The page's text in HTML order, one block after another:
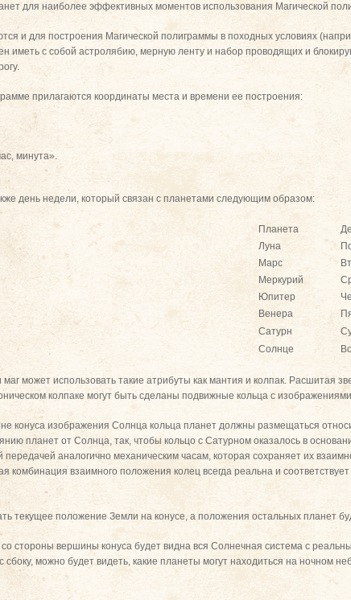
для наиболее эффективных моментов использования Магической
и для построения Магической полиграммы в походных условиях
иметь с собой астролябию, мерную ленту и набор проводящих и
прилагаются координаты места и времени ее построения:
минута».
день недели, который связан с планетами следующим образом:
Планета
Луна
Марс
Меркурий
Юпитер
Венера
Сатурн
Солнце
может использовать такие атрибуты как мантия и колпак. Расшитая
колпаке могут быть сделаны подвижные кольца с
конуса изображения Солнца кольца планет должны размещаться
планет от Солнца, так, чтобы кольцо с Сатурном оказалось в
передачей аналогично механическим часам, которая сохраняет их
комбинация взаимного положения колец всегда реальна и
текущее положение Земли на конусе, а положения остальных планет
стороны вершины конуса будет видна вся Солнечная система с
сбоку, можно будет видеть, какие планеты могут находиться на ночном